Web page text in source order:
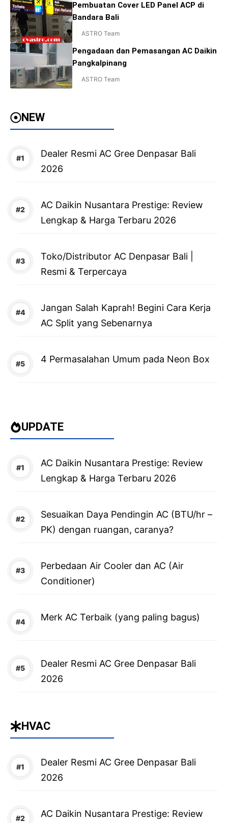
Pembuatan Cover LED Panel ACP di
Bandara Bali
ASTRO Team
Pengadaan dan Pemasangan AC Daikin
Pangkalpinang
ASTRO Team
NEW
Dealer Resmi AC Gree Denpasar Bali
2026
AC Daikin Nusantara Prestige: Review
Lengkap & Harga Terbaru 2026
Toko/Distributor AC Denpasar Bali |
Resmi & Terpercaya
Jangan Salah Kaprah! Begini Cara Kerja
AC Split yang Sebenarnya
4 Permasalahan Umum pada Neon Box
UPDATE
AC Daikin Nusantara Prestige: Review
Lengkap & Harga Terbaru 2026
Sesuaikan Daya Pendingin AC (BTU/hr –
PK) dengan ruangan, caranya?
Perbedaan Air Cooler dan AC (Air
Conditioner)
Merk AC Terbaik (yang paling bagus)
Dealer Resmi AC Gree Denpasar Bali
2026
HVAC
Dealer Resmi AC Gree Denpasar Bali
2026
AC Daikin Nusantara Prestige: Review